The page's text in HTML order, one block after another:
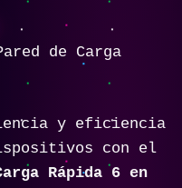
de Carga
y eficiencia
con el
Rápida 6 en